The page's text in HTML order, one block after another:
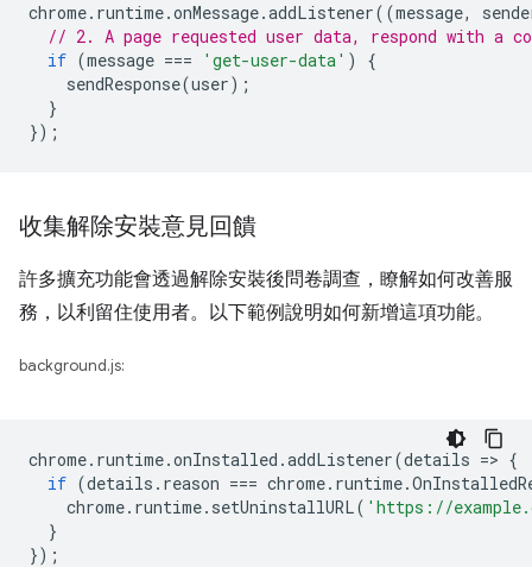
chrome. runtime.onMessage.addListener((message,
// 2. A page requested user data, respond with a
if (message === 'get-user-data' )
{
sendResponse(user);
}
});
收集解除安裝意見回饋
許多擴充功能會透過解除安裝後問卷調查，瞭解如何改善服
務，以利留住使用者。以下範例說明如何新增這項功能。
background.js:
chrome. runtime.onInstalled .addListener(details => {
if (details . reason === chrome. runtime.
chrome. runtime. setUninstallURL( 'https://
}
});